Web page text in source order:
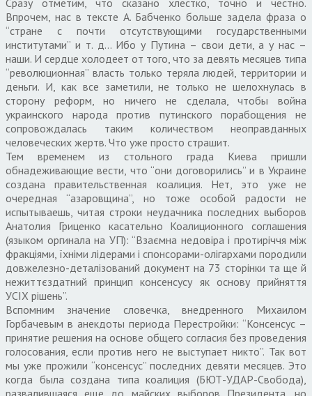
Впрочем, нас в тексте А. Бабченко больше задела фраза о
“стране с почти отсутствующими государственными
институтами” и т. д… Ибо у Путина – свои дети, а у нас –
наши. И сердце холодеет от того, что за девять месяцев типа
“революционная” власть только теряла людей, территории и
деньги. И, как все заметили, не только не шелохнулась в
сторону реформ, но ничего не сделала, чтобы война
украинского народа против путинского порабощения не
сопровождалась таким количеством неоправданных
человеческих жертв. Что уже просто страшит.
Тем временем из стольного града Киева пришли
обнадеживающие вести, что “они договорились” и в Украине
создана правительственная коалиция. Нет, это уже не
очередная “азаровщина”, но тоже особой радости не
испытываешь, читая строки неудачника последних выборов
Анатолия Гриценко касательно Коалиционного соглашения
(языком оргинала на УП): “Взаємна недовіра і протиріччя між
фракціями, їхніми лідерами і спонсорами-олігархами породили
довжелезно-деталізований документ на 73 сторінки та ще й
нежиттєздатний принцип консенсусу як основу прийняття
УСІХ рішень”.
Вспомним значение словечка, внедренного Михаилом
Горбачевым в анекдоты периода Перестройки: “Консенсус –
принятие решения на основе общего согласия без проведения
голосования, если против него не выступает никто”. Так вот
мы уже прожили “консенсус” последних девяти месяцев. Это
когда была создана типа коалиция (БЮТ-УДАР-Свобода),
развалившаяся еще до майских выборов Президента, но